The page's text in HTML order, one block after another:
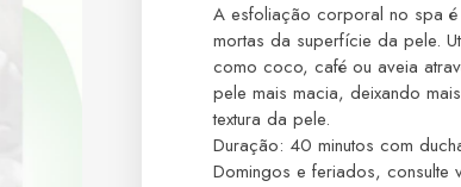
A esfoliação corporal no spa é
mortas da superfície da pele.
como coco, café ou aveia
pele mais macia, deixando
textura da pele.
Duração: 40 minutos com
Domingos e feriados, consulte